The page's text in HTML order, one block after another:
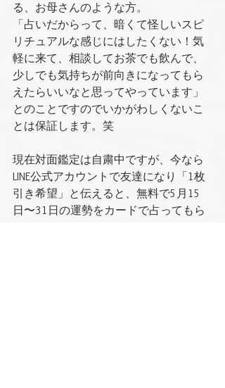
る、お母さんのような方。
「占いだからって、暗くて怪しいスピ
リチュアルな感じにはしたくない！気
軽に来て、相談してお茶でも飲んで、
少しでも気持ちが前向きになってもら
えたらいいなと思ってやっています」
とのことですのでいかがわしくないこ
とは保証します。笑
現在対面鑑定は自粛中ですが、今なら
LINE公式アカウントで友達になり「1枚
引き希望」と伝えると、無料で5月15
日〜31日の運勢をカードで占ってもら
えるそうです♩